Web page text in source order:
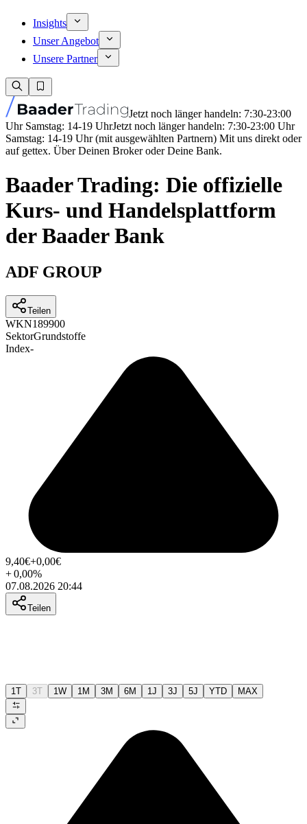
Insights
Unser Angebot
Unsere Partner
Jetzt noch länger handeln: 7:30-23:00
Uhr Samstag: 14-19 UhrJetzt noch länger handeln: 7:30-23:00 Uhr
Samstag: 14-19 Uhr (mit ausgewählten Partnern) Mit uns direkt oder
auf gettex. Über Deinen Broker oder Deine Bank.
Baader Trading: Die offizielle
Kurs- und Handelsplattform
der Baader Bank
ADF GROUP
Teilen
WKN189900
SektorGrundstoffe
Index-
9,40€+0,00€
+0,00%
07.08.2026 20:44
Teilen
1T 3T 1W 1M 3M 6M 1J 3J 5J YTD MAX